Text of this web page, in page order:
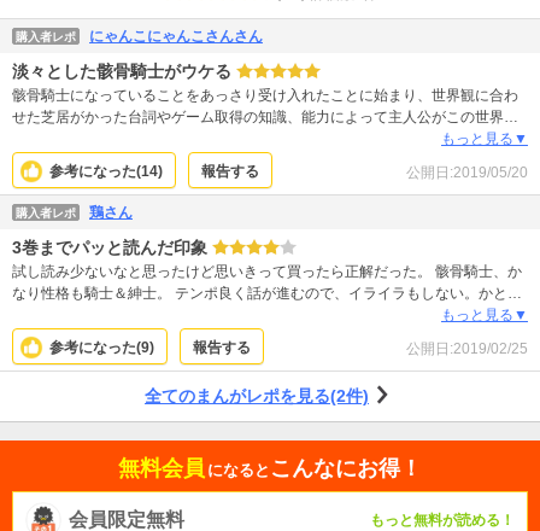
購入者レポ にゃんこにゃんこさんさん
淡々とした骸骨騎士がウケる
骸骨騎士になっていることをあっさり受け入れたことに始まり、世界観に合わ
せた芝居がかった台詞やゲーム取得の知識、能力によって主人公がこの世界を
楽しんでいるのが滲み出る作品です。だから主人公と一緒に旅をしている気分
になり感情移入も出来ます。ゲーム転生ものは最近漫画や小説で多くこちらも
ノベルが原作ですが、漫画のほうが面白いかな。表情とかね。 人情ゲーム転生
冒険物語としてオススメします。
もっと見る▼
参考になった(14) 報告する 公開日:2019/05/20
購入者レポ 鶏さん
3巻までパッと読んだ印象
試し読み少ないなと思ったけど思いきって買ったら正解だった。 骸骨騎士、か
なり性格も騎士＆紳士。 テンポ良く話が進むので、イライラもしない。かとい
って早すぎて取り残された感じもない。 転生もので良くある無双系だけど、冷
めるほどではないし主人公が性格良くてうっかり屋のオッさんだから和む。 ポ
ンタの可愛さに癒される。もふもふしたい。 続きが気になる程度には内容良か
いから星4だけど、これからに期待。
もっと見る▼
参考になった(9) 報告する 公開日:2019/02/25
全てのまんがレポを見る(2件)
無料会員 になると こんなにお得！
会員限定無料 もっと無料が読める！